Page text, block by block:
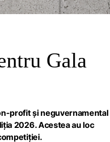
Gala
profit și neguvernamental
2026. Acestea au loc
.